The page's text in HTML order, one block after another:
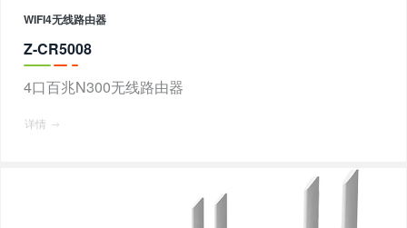
WIFI4无线路由器
Z-CR5008
4口百兆N300无线路由器
详情